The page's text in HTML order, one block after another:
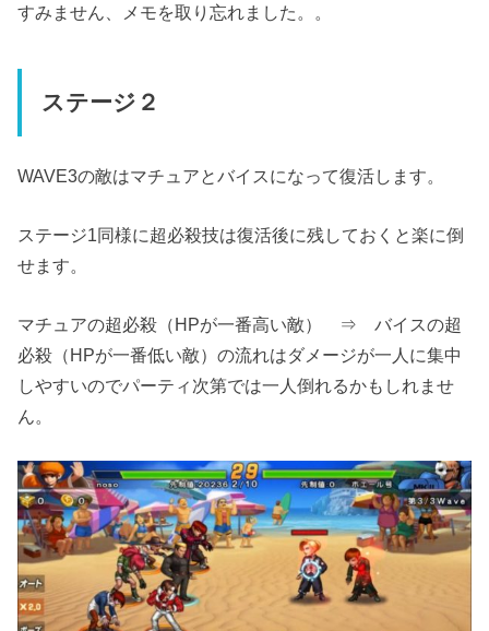
すみません、メモを取り忘れました。。
ステージ２
WAVE3の敵はマチュアとバイスになって復活します。
ステージ1同様に超必殺技は復活後に残しておくと楽に倒
せます。
マチュアの超必殺（HPが一番高い敵） ⇒ バイスの超
必殺（HPが一番低い敵）の流れはダメージが一人に集中
しやすいのでパーティ次第では一人倒れるかもしれませ
ん。